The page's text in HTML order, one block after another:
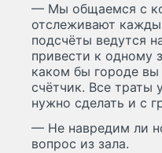
— Мы общаемся с
отслеживают
подсчёты ведутся
привести к одному
каком бы городе вы
счётчик. Все траты
нужно сделать и с
— Не навредим ли
вопрос из зала.